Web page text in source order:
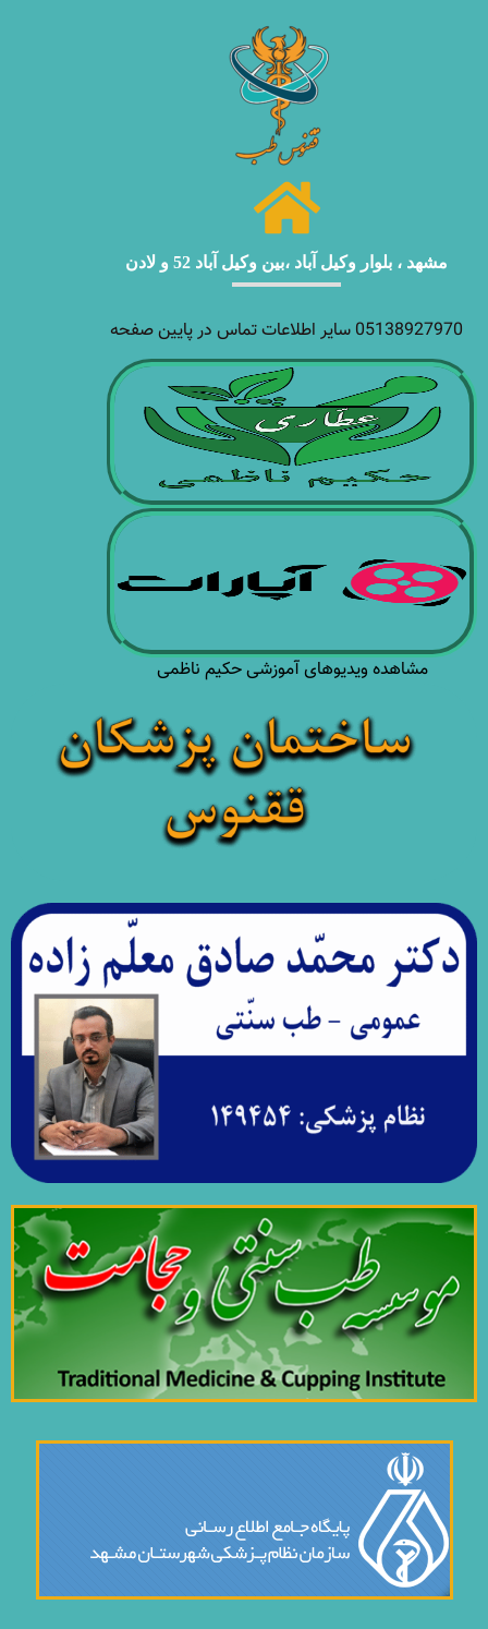
مشهد ، بلوار وکیل آباد ،بین وکیل آباد 52 و لادن
05138927970 سایر اطلاعات تماس در پایین صفحه
مشاهده ویدیوهای آموزشی حکیم ناظمی